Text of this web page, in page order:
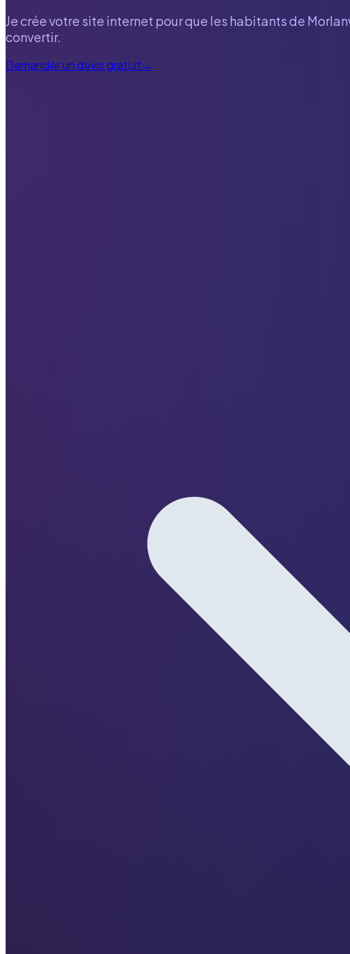
Je crée votre site internet pour que les habitants de
convertir.
Demander un devis gratuit→